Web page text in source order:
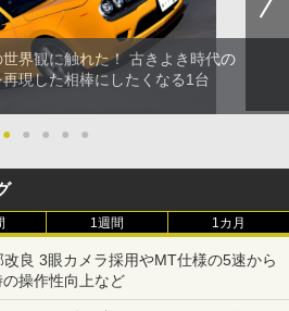
界観に触れた！ 古きよき時代の
現した相棒にしたくなる1台
● ● ● ● ●
1週間 1カ月
改良 3眼カメラ採用やMT仕様の5速から
操作性向上など